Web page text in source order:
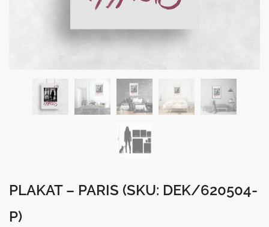
PLAKAT – PARIS (SKU: DEK/620504-
P)